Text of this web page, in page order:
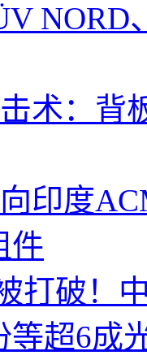
NORD
术：背
印度
件
打破！
等超6成